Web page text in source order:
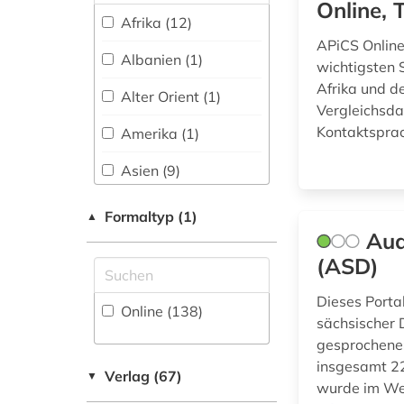
Politologie (26)
Psychologie (11)
Rechtswissenschaft
Slavistik (11)
Soziologie (29)
Sport (3)
Technik (4)
(23)
berber (1)
bildarchiv (1)
bilddatenbank (2)
bildnis (1)
bildsammlung (1)
bildstock (2)
Afrika (12)
Albanien (1)
Alter Orient (1)
Amerika (1)
Asien (9)
(1)
Baden-
Wuerttemberg (2)
Baltikum (2)
Belarus (1)
▲ Formaltyp (1)
Online (138)
▼ Verlag (67)
Online,
APiCS
wichtigsten
Afrika und
(ASD)
Dieses
sächsischer
insgesamt
wurde im